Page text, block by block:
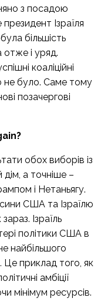
з посадою
Ізраїля
більшість
отже і уряд.
коаліційні
не було. Саме тому
позачергові
обох виборів із
дім, а точніше –
і Нетаньягу.
США та Ізраїлю
Ізраїль
політики США в
найбільшого
приклад того, як
амбіції
мінімум ресурсів.